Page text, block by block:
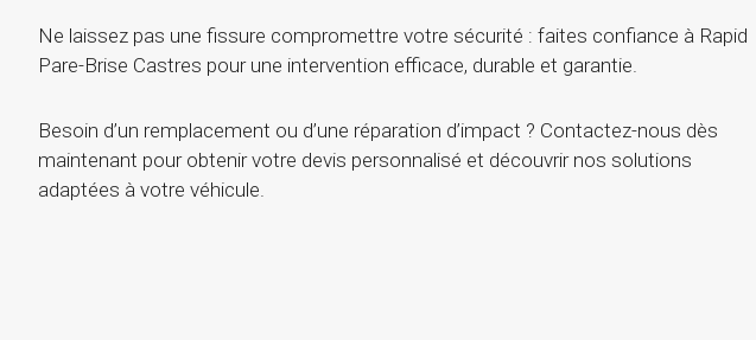
Ne laissez pas une fissure compromettre votre sécurité : faites confiance à Rapid
Pare-Brise Castres pour une intervention efficace, durable et garantie.
Besoin d’un remplacement ou d’une réparation d’impact ? Contactez-nous dès
maintenant pour obtenir votre devis personnalisé et découvrir nos solutions
adaptées à votre véhicule.